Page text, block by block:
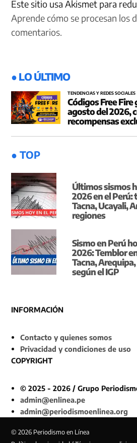
Este sitio usa Akismet para
Aprende cómo se procesan los
comentarios.
● LO ÚLTIMO
TENDENCIAS Y REDES SOCIALES
Códigos Free
agosto del 2026,
recompensas
● TOP
Últimos sismos
2026 en el Perú:
Tacna, Ucayali,
regiones
Sismo en Perú
2026: Temblor
Tacna,
según el IGP
INFORMACIÓN
Contacto y quienes somos
Privacidad y condiciones de uso
COPYRIGHT
© 2025 - 2026 / Grupo
admin@enlinea.pe
admin@periodismoenlinea.org
© 2026 Periodismo en Línea